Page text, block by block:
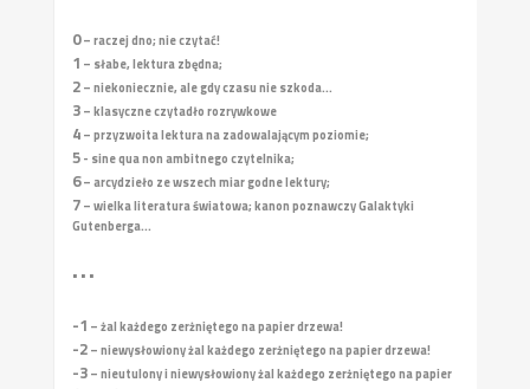
0– raczej dno; nie czytać!
1 – słabe, lektura zbędna;
2– niekoniecznie, ale gdy czasu nie szkoda...
3– klasyczne czytadło rozrywkowe
4– przyzwoita lektura na zadowalającym poziomie;
5- sine qua non ambitnego czytelnika;
6– arcydzieło ze wszech miar godne lektury;
7– wielka literatura światowa; kanon poznawczy Galaktyki
Gutenberga...
• • •
-1 – żal każdego zerżniętego na papier drzewa!
-2– niewysłowiony żal każdego zerżniętego na papier drzewa!
-3– nieutulony i niewysłowiony żal każdego zerżniętego na papier